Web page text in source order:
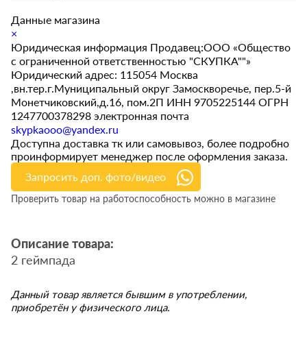
Данные магазина
×
Юридическая информация Продавец:ООО «Общество
с ограниченной ответственностью "СКУПКА""»
Юридический адрес: 115054 Москва
,вн.тер.г.Муниципальный округ Замоскворечье, пер.5-й
Монетчиковский,д.16, пом.2П ИНН 9705225144 ОГРН
1247700378298 электронная почта
skypkaooo@yandex.ru
Доступна доставка тк или самовывоз, более подробно
проинформирует менеджер после оформления заказа.
Запросить доп. фото/видео
Проверить товар на работоспособность можно в магазине
Описание товара:
2 геймпада
Данный товар является бывшим в употреблении,
приобретён у физического лица.